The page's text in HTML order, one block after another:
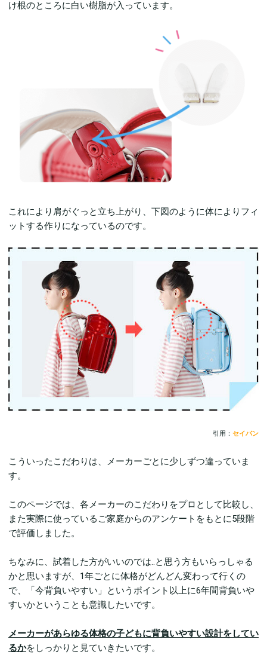
け根のところに白い樹脂が入っています。
これにより肩がぐっと立ち上がり、下図のように体によりフィ
ットする作りになっているのです。
引用： セイバン
こういったこだわりは、メーカーごとに少しずつ違っていま
す。
このページでは、各メーカーのこだわりをプロとして比較し、
また実際に使っているご家庭からのアンケートをもとに5段階
で評価しました。
ちなみに、試着した方がいいのでは..と思う方もいらっしゃる
かと思いますが、1年ごとに体格がどんどん変わって行くの
で、「今背負いやすい」というポイント以上に6年間背負いや
すいかということも意識したいです。
メーカーがあらゆる体格の子どもに背負いやすい設計をしてい
るかをしっかりと見ていきたいです。